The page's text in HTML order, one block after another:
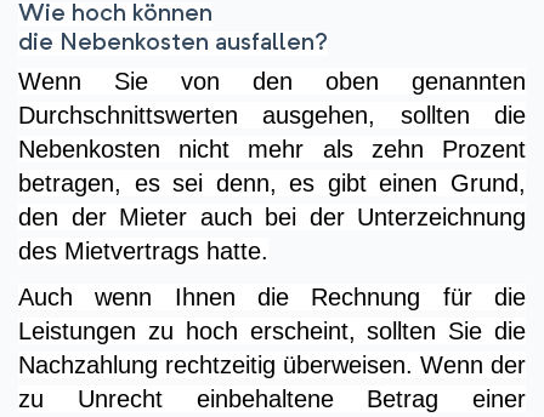
Wie hoch können
die Nebenkosten ausfallen?
Wenn Sie von den oben genannten
Durchschnittswerten ausgehen, sollten die
Nebenkosten nicht mehr als zehn Prozent
betragen, es sei denn, es gibt einen Grund,
den der Mieter auch bei der Unterzeichnung
des Mietvertrags hatte.
Auch wenn Ihnen die Rechnung für die
Leistungen zu hoch erscheint, sollten Sie die
Nachzahlung rechtzeitig überweisen. Wenn der
zu Unrecht einbehaltene Betrag einer